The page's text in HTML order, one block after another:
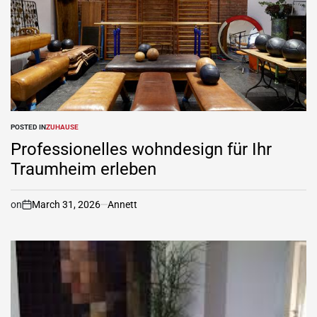
POSTED INZUHAUSE
Professionelles wohndesign für Ihr
Traumheim erleben
on March 31, 2026 Annett